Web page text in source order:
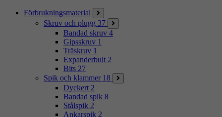
Förbrukningsmaterial
Skruv och plugg 37
Bandad skruv 4
Gipsskruv 1
Träskruv 1
Expanderbult 2
Bits 27
Spik och klammer 18
Dyckert 2
Bandad spik 8
Stålspik 2
Ankarspik 2